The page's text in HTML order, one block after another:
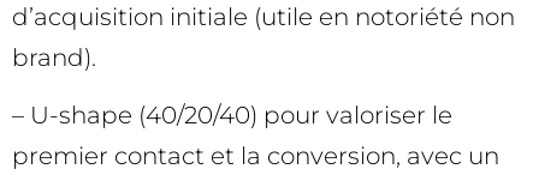
d’acquisition initiale (utile en notoriété non
brand).
– U-shape (40/20/40) pour valoriser le
premier contact et la conversion, avec un